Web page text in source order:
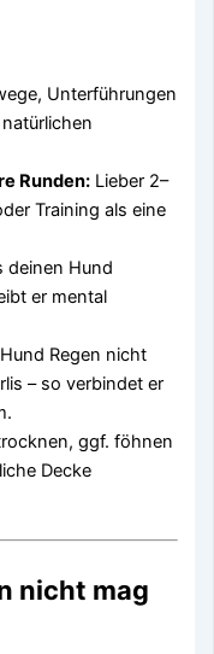
Unterführungen
Runden: Lieber 2–
Training als eine
deinen Hund
er mental
Regen nicht
– so verbindet er
ggf. föhnen
Decke
nicht mag